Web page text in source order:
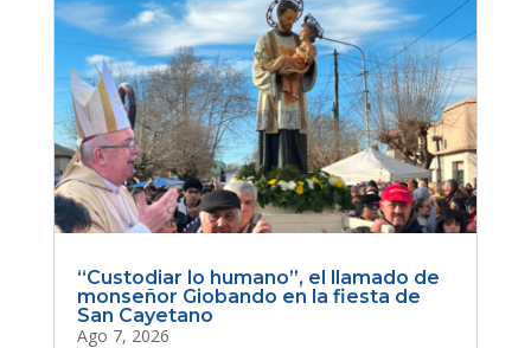
“Custodiar lo humano”, el llamado de
monseñor Giobando en la fiesta de
San Cayetano
Ago 7, 2026